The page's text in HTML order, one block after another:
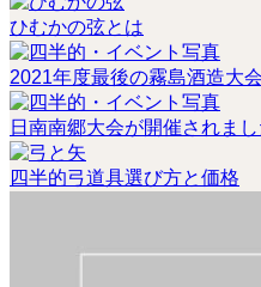
ひむかの弦とは
2021年度最後の霧島酒造大
日南南郷大会が開催されまし
四半的弓道具選び方と価格